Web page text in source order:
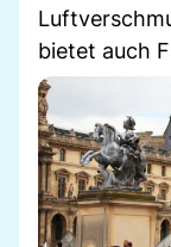
bietet auch